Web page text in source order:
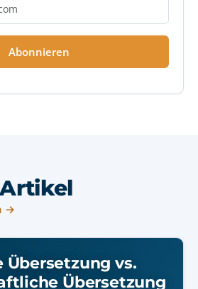
Abonnieren
→
Übersetzung vs.
Übersetzung